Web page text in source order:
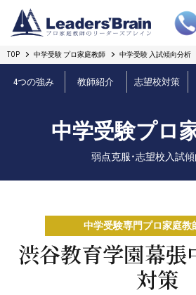
リーダーズブレインの強み
プロ教師紹介
無料体験授業とは
TOP 中学受験 プロ家庭教師 中学受験 入試傾向分析
4つの強み 教師紹介 志望校対策
中学受験プロ
弱点克服・志望校入試
中学受験専門プロ家庭教
渋谷教育学園幕張
対策